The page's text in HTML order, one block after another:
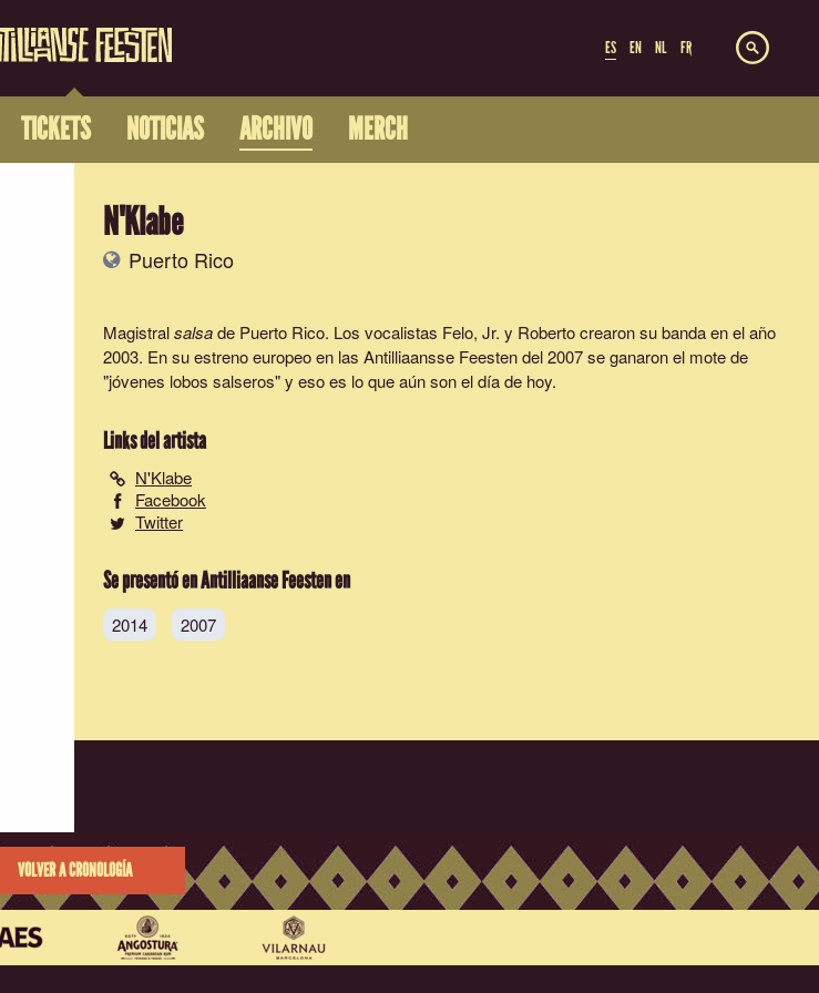
ES EN NL FR
TICKETS NOTICIAS ARCHIVO MERCH
N'Klabe
Puerto Rico
Magistralsalsade Puerto Rico. Los vocalistas Felo, Jr. y Roberto crearon su banda en el año
2003. En su estreno europeo en las Antilliaansse Feesten del 2007 se ganaron el mote de
"jóvenes lobos salseros" y eso es lo que aún son el día de hoy.
Links del artista
N'Klabe
Facebook
Twitter
Se presentó en Antilliaanse Feesten en
2014 2007
VOLVER A CRONOLOGÍA